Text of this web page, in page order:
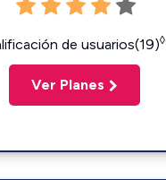
de usuarios(19)◊
Ver Planes